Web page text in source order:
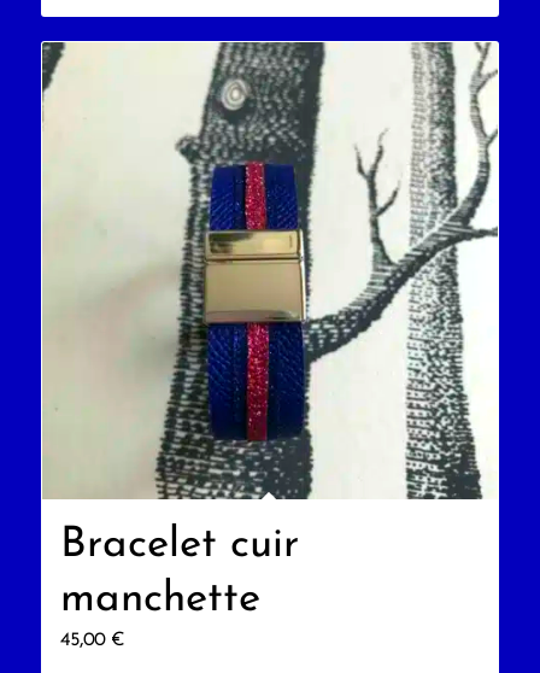
Bracelet cuir
manchette
45,00 €